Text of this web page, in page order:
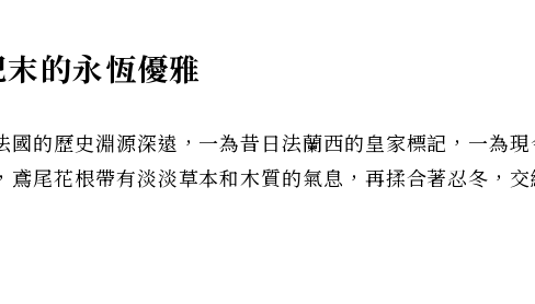
的永恆優雅
國的歷史淵源深遠，一為昔日法蘭西的皇家標記，一為
鳶尾花根帶有淡淡草本和木質的氣息，再揉合著忍冬，